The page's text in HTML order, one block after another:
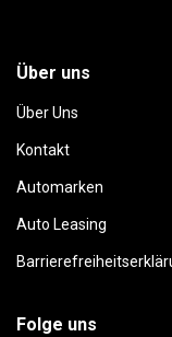
Über uns
Über Uns
Kontakt
Automarken
Auto Leasing
Folge uns